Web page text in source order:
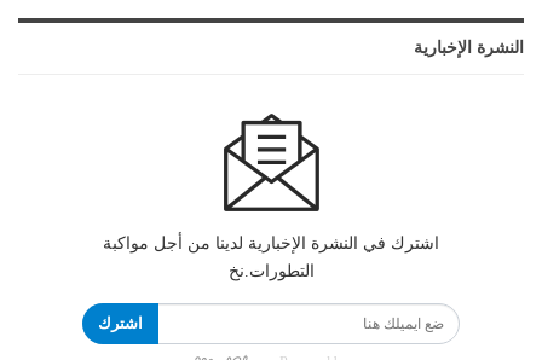
النشرة الإخبارية
اشترك في النشرة الإخبارية لدينا من أجل مواكبة
التطورات.نخ
اشترك